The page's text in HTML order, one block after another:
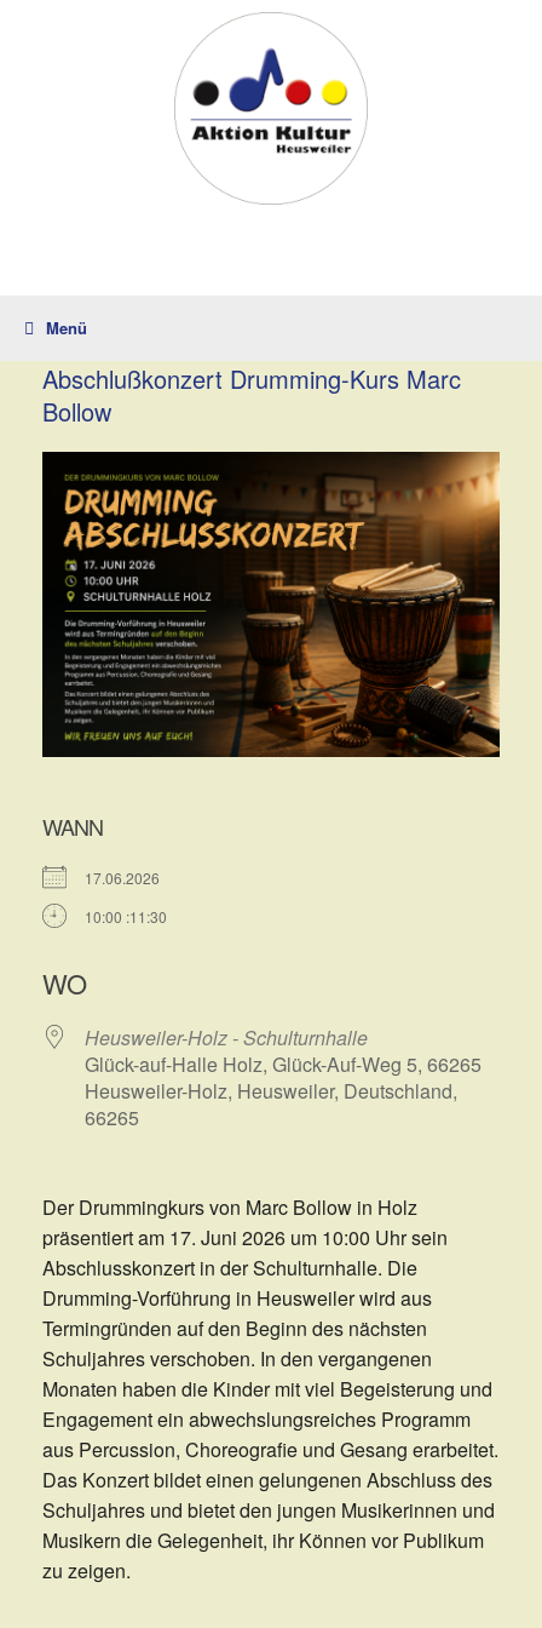
Menü
Abschlußkonzert Drumming-Kurs Marc
Bollow
WANN
17.06.2026
10:00 :11:30
WO
Heusweiler-Holz - Schulturnhalle
Glück-auf-Halle Holz, Glück-Auf-Weg 5, 66265
Heusweiler-Holz, Heusweiler, Deutschland,
66265
Der Drummingkurs von Marc Bollow in Holz
präsentiert am 17. Juni 2026 um 10:00 Uhr sein
Abschlusskonzert in der Schulturnhalle. Die
Drumming-Vorführung in Heusweiler wird aus
Termingründen auf den Beginn des nächsten
Schuljahres verschoben. In den vergangenen
Monaten haben die Kinder mit viel Begeisterung und
Engagement ein abwechslungsreiches Programm
aus Percussion, Choreografie und Gesang erarbeitet.
Das Konzert bildet einen gelungenen Abschluss des
Schuljahres und bietet den jungen Musikerinnen und
Musikern die Gelegenheit, ihr Können vor Publikum
zu zeigen.